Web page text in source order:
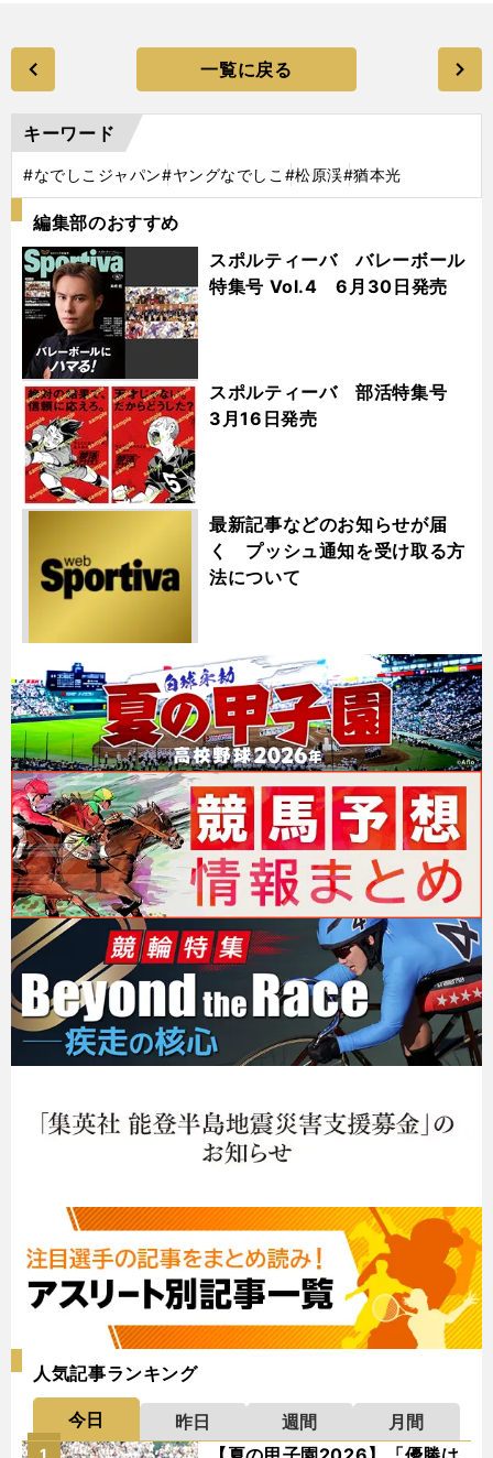
一覧に戻る
キーワード
#なでしこジャパン#ヤングなでしこ #松原渓#猶本光
編集部のおすすめ
スポルティーバ バレーボール
特集号 Vol.4 6月30日発売
スポルティーバ 部活特集号
3月16日発売
最新記事などのお知らせが届
く プッシュ通知を受け取る方
法について
人気記事ランキング
今日 昨日 週間
月間
1